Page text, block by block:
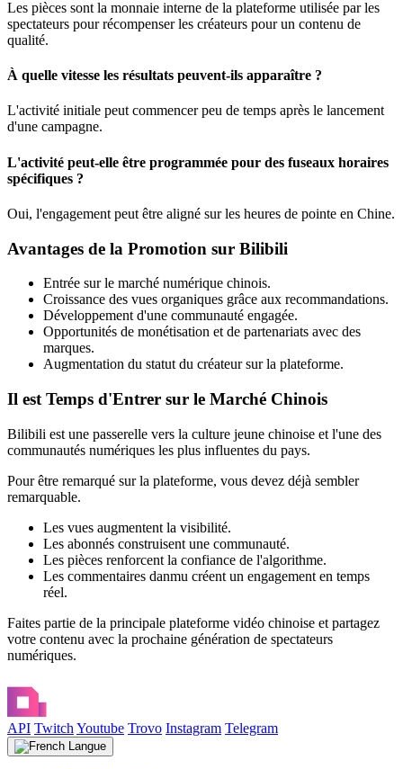
Les pièces sont la monnaie interne de la plateforme utilisée par les
spectateurs pour récompenser les créateurs pour un contenu de
qualité.
À quelle vitesse les résultats peuvent-ils apparaître ?
L'activité initiale peut commencer peu de temps après le lancement
d'une campagne.
L'activité peut-elle être programmée pour des fuseaux horaires
spécifiques ?
Oui, l'engagement peut être aligné sur les heures de pointe en Chine.
Avantages de la Promotion sur Bilibili
Entrée sur le marché numérique chinois.
Croissance des vues organiques grâce aux recommandations.
Développement d'une communauté engagée.
Opportunités de monétisation et de partenariats avec des
marques.
Augmentation du statut du créateur sur la plateforme.
Il est Temps d'Entrer sur le Marché Chinois
Bilibili est une passerelle vers la culture jeune chinoise et l'une des
communautés numériques les plus influentes du pays.
Pour être remarqué sur la plateforme, vous devez déjà sembler
remarquable.
Les vues augmentent la visibilité.
Les abonnés construisent une communauté.
Les pièces renforcent la confiance de l'algorithme.
Les commentaires danmu créent un engagement en temps
réel.
Faites partie de la principale plateforme vidéo chinoise et partagez
votre contenu avec la prochaine génération de spectateurs
numériques.
API Twitch Youtube Trovo Instagram Telegram
Langue